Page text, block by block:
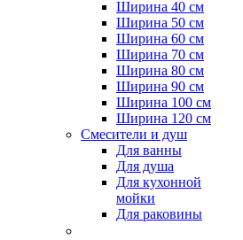
Ширина 40 см
Ширина 50 см
Ширина 60 см
Ширина 70 см
Ширина 80 см
Ширина 90 см
Ширина 100 см
Ширина 120 см
Смесители и душ
Для ванны
Для душа
Для кухонной
мойки
Для раковины